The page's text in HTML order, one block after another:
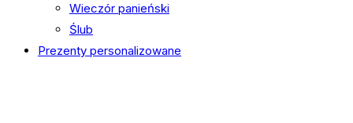
Wieczór panieński
Ślub
Prezenty personalizowane